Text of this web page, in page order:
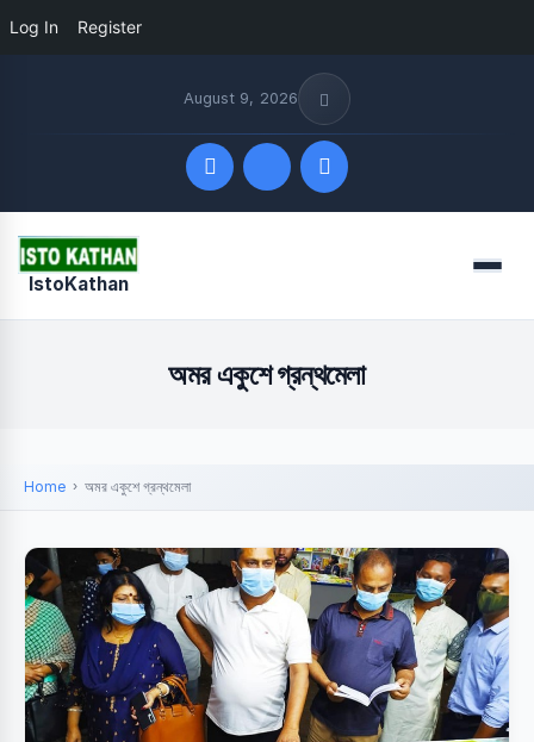
Log In Register
August 9, 2026
Quick Links
IstoKathan Menu
অমর একুশে গ্রন্থমেলা
Home অমর একুশে গ্রন্থমেলা